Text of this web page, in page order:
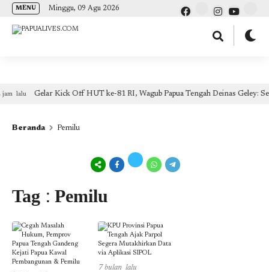
(self.SWG_BASIC = self.SWG_BASIC || []).push( basicSubscriptions => {
basicSubscriptions.init({ type: "NewsArticle", isPartOfType: ["Product"], isPartOfProductId:
MENU Minggu, 09 Agu 2026
lalu Gelar Kick Off HUT ke-81 RI, Wagub Papua Tengah Deinas Geley:
Beranda Pemilu
Tag : Pemilu
7 bulan lalu